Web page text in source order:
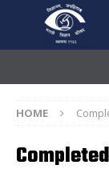
HOME
Completed